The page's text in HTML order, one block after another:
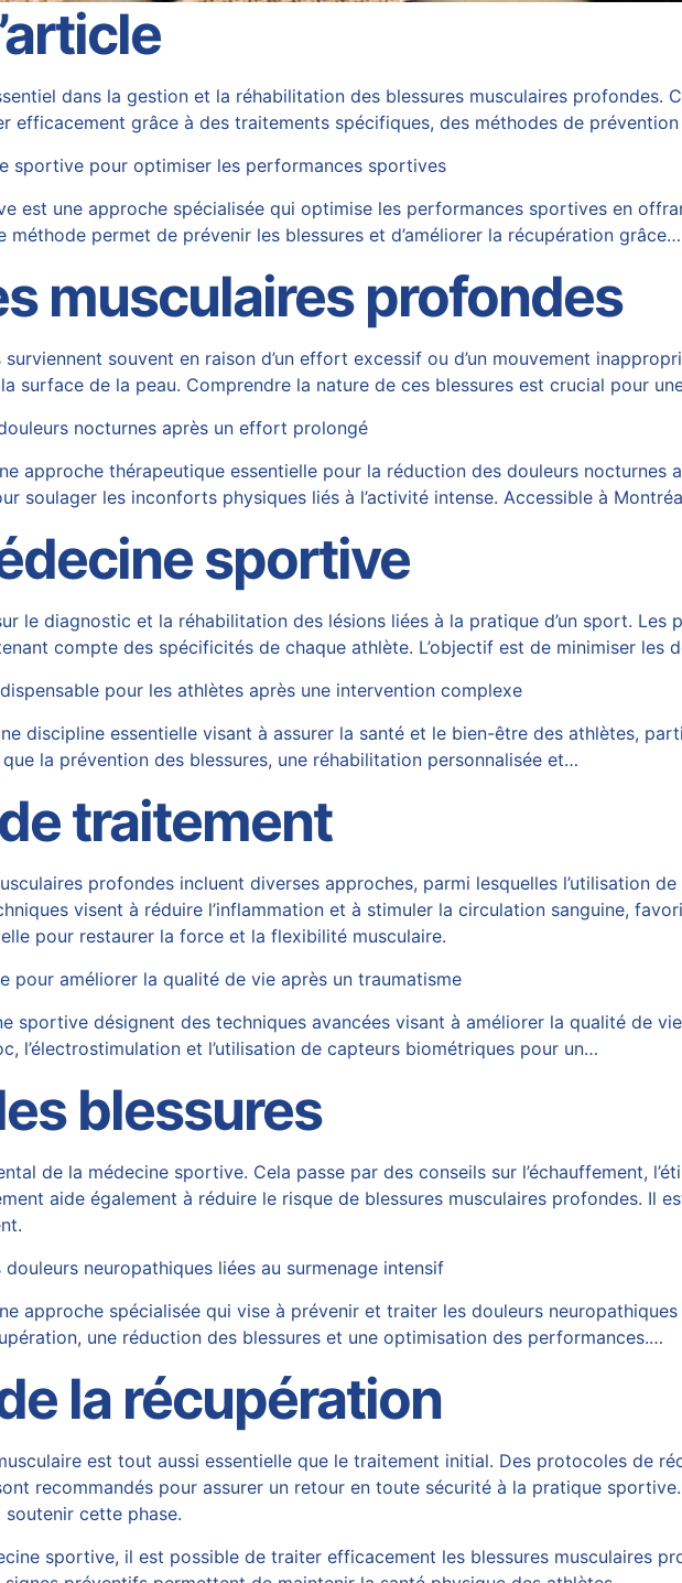
dans la gestion et la réhabilitation des blessures musculaires
efficacement grâce à des traitements spécifiques, des méthodes de
sportive pour optimiser les performances sportives
est une approche spécialisée qui optimise les performances sportives en
permet de prévenir les blessures et d’améliorer la récupération grâce…
musculaires profondes
souvent en raison d’un effort excessif ou d’un mouvement
surface de la peau. Comprendre la nature de ces blessures est crucial pour
nocturnes après un effort prolongé
approche thérapeutique essentielle pour la réduction des douleurs
soulager les inconforts physiques liés à l’activité intense. Accessible à
sportive
le diagnostic et la réhabilitation des lésions liées à la pratique d’un sport. Les
compte des spécificités de chaque athlète. L’objectif est de minimiser les
pour les athlètes après une intervention complexe
discipline essentielle visant à assurer la santé et le bien-être des athlètes,
la prévention des blessures, une réhabilitation personnalisée et…
traitement
profondes incluent diverses approches, parmi lesquelles l’utilisation
visent à réduire l’inflammation et à stimuler la circulation sanguine,
pour restaurer la force et la flexibilité musculaire.
pour améliorer la qualité de vie après un traumatisme
sportive désignent des techniques avancées visant à améliorer la qualité de
l’électrostimulation et l’utilisation de capteurs biométriques pour un…
blessures
de la médecine sportive. Cela passe par des conseils sur l’échauffement,
aide également à réduire le risque de blessures musculaires profondes. Il
neuropathiques liées au surmenage intensif
approche spécialisée qui vise à prévenir et traiter les douleurs
une réduction des blessures et une optimisation des performances.…
la récupération
est tout aussi essentielle que le traitement initial. Des protocoles de
recommandés pour assurer un retour en toute sécurité à la pratique
cette phase.
sportive, il est possible de traiter efficacement les blessures musculaires